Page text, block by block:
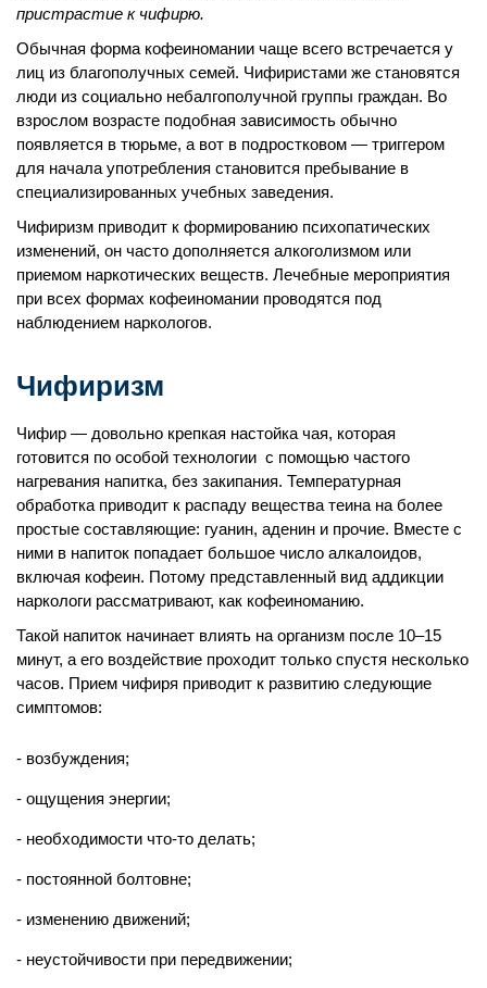
пристрастие к чифирю.
Обычная форма кофеиномании чаще всего встречается у
лиц из благополучных семей. Чифиристами же становятся
люди из социально небалгополучной группы граждан. Во
взрослом возрасте подобная зависимость обычно
появляется в тюрьме, а вот в подростковом — триггером
для начала употребления становится пребывание в
специализированных учебных заведения.
Чифиризм приводит к формированию психопатических
изменений, он часто дополняется алкоголизмом или
приемом наркотических веществ. Лечебные мероприятия
при всех формах кофеиномании проводятся под
наблюдением наркологов.
Чифиризм
Чифир — довольно крепкая настойка чая, которая
готовится по особой технологии с помощью частого
нагревания напитка, без закипания. Температурная
обработка приводит к распаду вещества теина на более
простые составляющие: гуанин, аденин и прочие. Вместе с
ними в напиток попадает большое число алкалоидов,
включая кофеин. Потому представленный вид аддикции
наркологи рассматривают, как кофеиноманию.
Такой напиток начинает влиять на организм после 10–15
минут, а его воздействие проходит только спустя несколько
часов. Прием чифиря приводит к развитию следующие
симптомов:
возбуждения;
ощущения энергии;
необходимости что-то делать;
постоянной болтовне;
изменению движений;
неустойчивости при передвижении;